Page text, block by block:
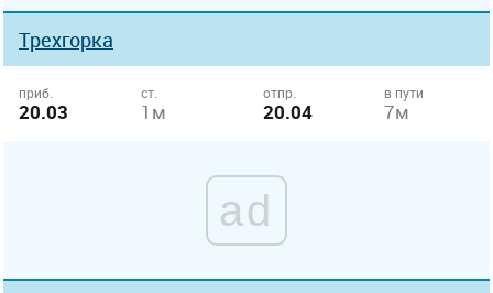
Трехгорка
приб.
20.03
ст.
1м
отпр.
20.04
в пути
7м
ad